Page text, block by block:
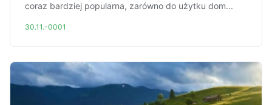
coraz bardziej popularna, zarówno do użytku dom...
30.11.-0001